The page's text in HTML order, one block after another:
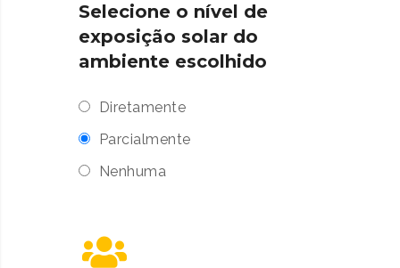
Selecione o nível de
exposição solar do
ambiente escolhido
Diretamente
Parcialmente
Nenhuma